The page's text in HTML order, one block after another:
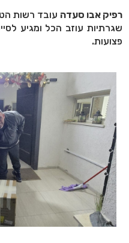
רפיק אבו סעדהעובד רשות
שגרתיות עוזב הכל ומגיע
פצועות.